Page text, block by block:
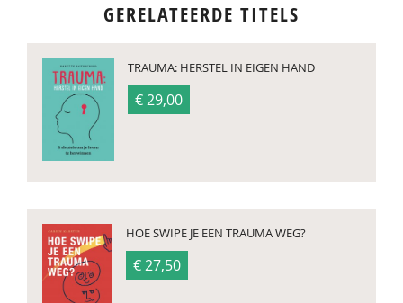
GERELATEERDE TITELS
TRAUMA: HERSTEL IN EIGEN HAND
€ 29,00
HOE SWIPE JE EEN TRAUMA WEG?
€ 27,50